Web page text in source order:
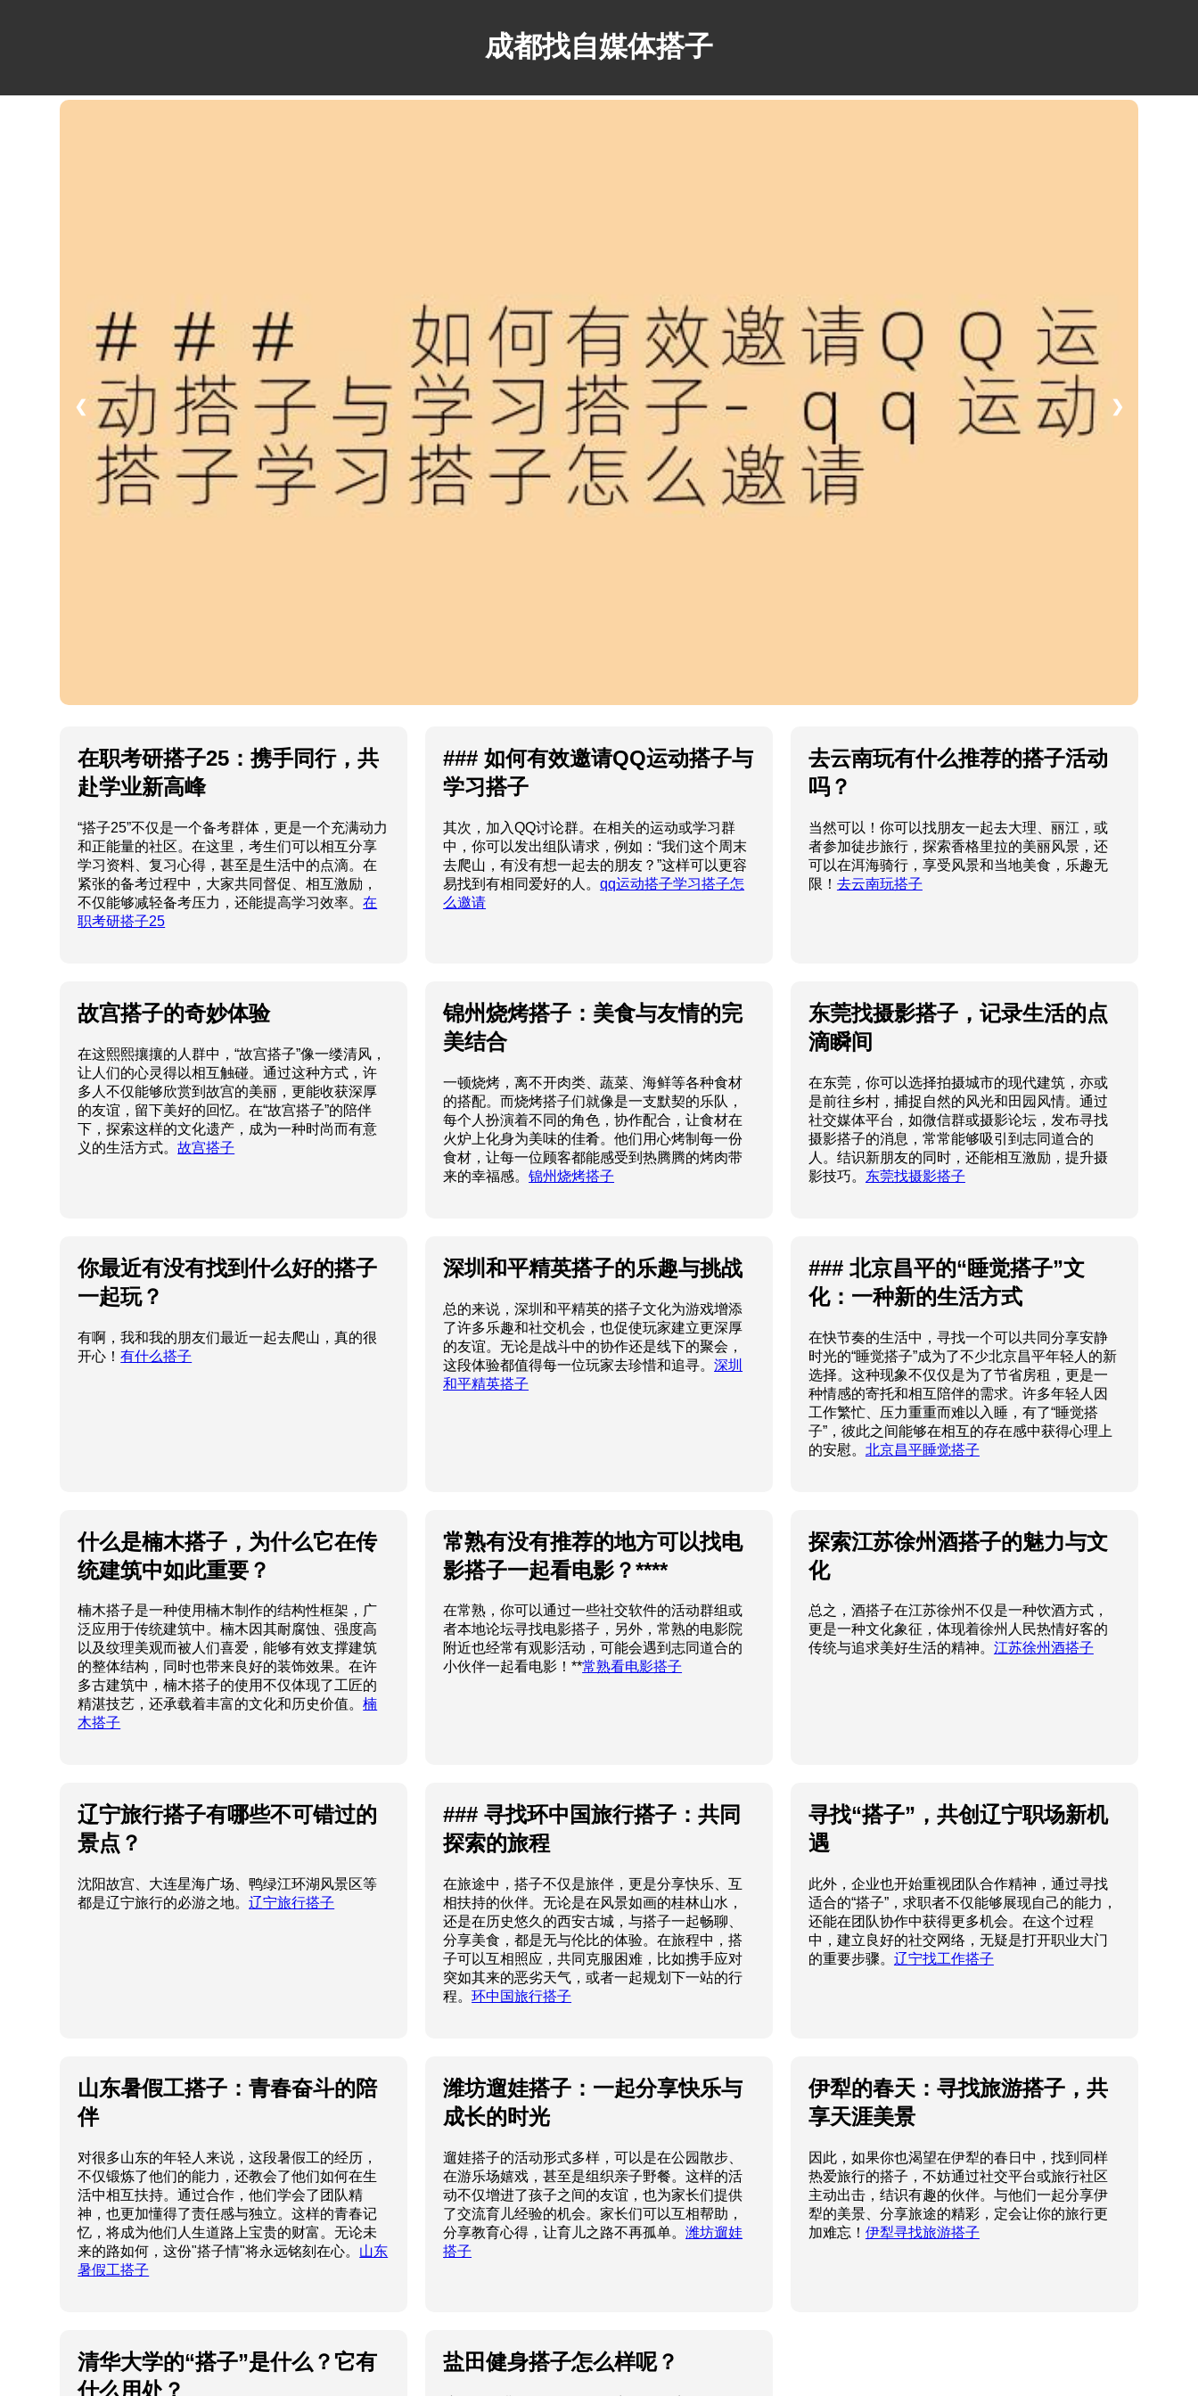
成都找自媒体搭子
❮ ❯
在职考研搭子25：携手同行，共
赴学业新高峰
“搭子25”不仅是一个备考群体，更是一个充满动力
和正能量的社区。在这里，考生们可以相互分享
学习资料、复习心得，甚至是生活中的点滴。在
紧张的备考过程中，大家共同督促、相互激励，
不仅能够减轻备考压力，还能提高学习效率。在
职考研搭子25
### 如何有效邀请QQ运动搭子与
学习搭子
其次，加入QQ讨论群。在相关的运动或学习群
中，你可以发出组队请求，例如：“我们这个周末
去爬山，有没有想一起去的朋友？”这样可以更容
易找到有相同爱好的人。qq运动搭子学习搭子怎
么邀请
去云南玩有什么推荐的搭子活动
吗？
当然可以！你可以找朋友一起去大理、丽江，或
者参加徒步旅行，探索香格里拉的美丽风景，还
可以在洱海骑行，享受风景和当地美食，乐趣无
限！ 去云南玩搭子
故宫搭子的奇妙体验
在这熙熙攘攘的人群中，“故宫搭子”像一缕清风，
让人们的心灵得以相互触碰。通过这种方式，许
多人不仅能够欣赏到故宫的美丽，更能收获深厚
的友谊，留下美好的回忆。在“故宫搭子”的陪伴
下，探索这样的文化遗产，成为一种时尚而有意
义的生活方式。故宫搭子
锦州烧烤搭子：美食与友情的完
美结合
一顿烧烤，离不开肉类、蔬菜、海鲜等各种食材
的搭配。而烧烤搭子们就像是一支默契的乐队，
每个人扮演着不同的角色，协作配合，让食材在
火炉上化身为美味的佳肴。他们用心烤制每一份
食材，让每一位顾客都能感受到热腾腾的烤肉带
来的幸福感。锦州烧烤搭子
东莞找摄影搭子，记录生活的点
滴瞬间
在东莞，你可以选择拍摄城市的现代建筑，亦或
是前往乡村，捕捉自然的风光和田园风情。通过
社交媒体平台，如微信群或摄影论坛，发布寻找
摄影搭子的消息，常常能够吸引到志同道合的
人。结识新朋友的同时，还能相互激励，提升摄
影技巧。 东莞找摄影搭子
你最近有没有找到什么好的搭子
一起玩？
有啊，我和我的朋友们最近一起去爬山，真的很
开心！有什么搭子
深圳和平精英搭子的乐趣与挑战
总的来说，深圳和平精英的搭子文化为游戏增添
了许多乐趣和社交机会，也促使玩家建立更深厚
的友谊。无论是战斗中的协作还是线下的聚会，
这段体验都值得每一位玩家去珍惜和追寻。深圳
和平精英搭子
### 北京昌平的“睡觉搭子”文
化：一种新的生活方式
在快节奏的生活中，寻找一个可以共同分享安静
时光的“睡觉搭子”成为了不少北京昌平年轻人的新
选择。这种现象不仅仅是为了节省房租，更是一
种情感的寄托和相互陪伴的需求。许多年轻人因
工作繁忙、压力重重而难以入睡，有了“睡觉搭
子”，彼此之间能够在相互的存在感中获得心理上
的安慰。 北京昌平睡觉搭子
什么是楠木搭子，为什么它在传
统建筑中如此重要？
楠木搭子是一种使用楠木制作的结构性框架，广
泛应用于传统建筑中。楠木因其耐腐蚀、强度高
以及纹理美观而被人们喜爱，能够有效支撑建筑
的整体结构，同时也带来良好的装饰效果。在许
多古建筑中，楠木搭子的使用不仅体现了工匠的
精湛技艺，还承载着丰富的文化和历史价值。楠
木搭子
常熟有没有推荐的地方可以找电
影搭子一起看电影？****
在常熟，你可以通过一些社交软件的活动群组或
者本地论坛寻找电影搭子，另外，常熟的电影院
附近也经常有观影活动，可能会遇到志同道合的
小伙伴一起看电影！**常熟看电影搭子
探索江苏徐州酒搭子的魅力与文
化
总之，酒搭子在江苏徐州不仅是一种饮酒方式，
更是一种文化象征，体现着徐州人民热情好客的
传统与追求美好生活的精神。 江苏徐州酒搭子
辽宁旅行搭子有哪些不可错过的
景点？
沈阳故宫、大连星海广场、鸭绿江环湖风景区等
都是辽宁旅行的必游之地。辽宁旅行搭子
### 寻找环中国旅行搭子：共同
探索的旅程
在旅途中，搭子不仅是旅伴，更是分享快乐、互
相扶持的伙伴。无论是在风景如画的桂林山水，
还是在历史悠久的西安古城，与搭子一起畅聊、
分享美食，都是无与伦比的体验。在旅程中，搭
子可以互相照应，共同克服困难，比如携手应对
突如其来的恶劣天气，或者一起规划下一站的行
程。环中国旅行搭子
寻找“搭子”，共创辽宁职场新机
遇
此外，企业也开始重视团队合作精神，通过寻找
适合的“搭子”，求职者不仅能够展现自己的能力，
还能在团队协作中获得更多机会。在这个过程
中，建立良好的社交网络，无疑是打开职业大门
的重要步骤。 辽宁找工作搭子
山东暑假工搭子：青春奋斗的陪
伴
对很多山东的年轻人来说，这段暑假工的经历，
不仅锻炼了他们的能力，还教会了他们如何在生
活中相互扶持。通过合作，他们学会了团队精
神，也更加懂得了责任感与独立。这样的青春记
忆，将成为他们人生道路上宝贵的财富。无论未
来的路如何，这份"搭子情"将永远铭刻在心。 山东
暑假工搭子
潍坊遛娃搭子：一起分享快乐与
成长的时光
遛娃搭子的活动形式多样，可以是在公园散步、
在游乐场嬉戏，甚至是组织亲子野餐。这样的活
动不仅增进了孩子之间的友谊，也为家长们提供
了交流育儿经验的机会。家长们可以互相帮助，
分享教育心得，让育儿之路不再孤单。潍坊遛娃
搭子
伊犁的春天：寻找旅游搭子，共
享天涯美景
因此，如果你也渴望在伊犁的春日中，找到同样
热爱旅行的搭子，不妨通过社交平台或旅行社区
主动出击，结识有趣的伙伴。与他们一起分享伊
犁的美景、分享旅途的精彩，定会让你的旅行更
加难忘！ 伊犁寻找旅游搭子
清华大学的“搭子”是什么？它有
什么用处？
盐田健身搭子怎么样呢？